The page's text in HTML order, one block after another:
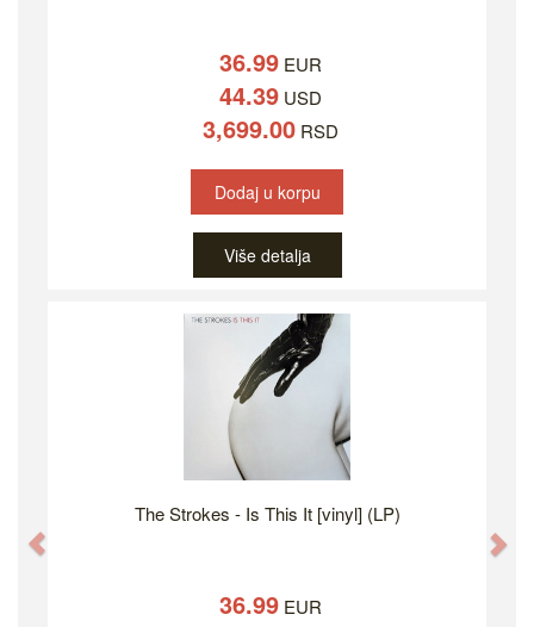
36.99EUR
44.39USD
3,699.00RSD
Dodaj u korpu
Više detalja
The Strokes - Is This It [vinyl] (LP)
36.99EUR